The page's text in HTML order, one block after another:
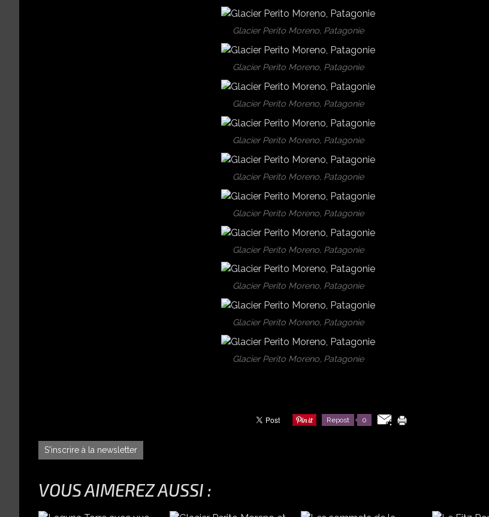
Glacier Perito Moreno, Patagonie
Glacier Perito Moreno, Patagonie
Glacier Perito Moreno, Patagonie
Glacier Perito Moreno, Patagonie
Glacier Perito Moreno, Patagonie
Glacier Perito Moreno, Patagonie
Glacier Perito Moreno, Patagonie
Glacier Perito Moreno, Patagonie
Glacier Perito Moreno, Patagonie
Glacier Perito Moreno, Patagonie
Repost 0
S'inscrire à la newsletter
VOUS AIMEREZ AUSSI :